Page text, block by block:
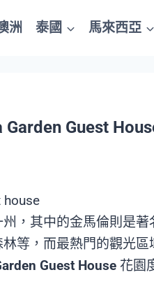
洲 泰國 馬來西亞
Garden Guest
，其中的金馬倫則是
林等，而最熱門的觀光
Guest House 花園